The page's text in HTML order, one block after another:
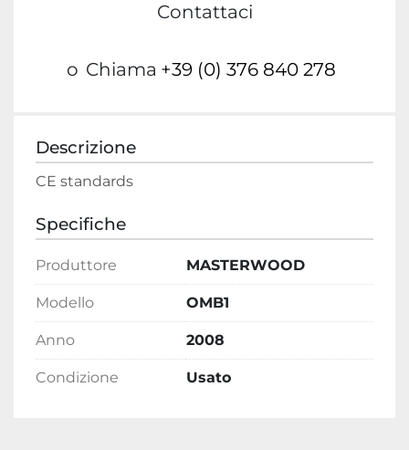
Contattaci
o Chiama +39 (0) 376 840 278
Descrizione
CE standards
Specifiche
Produttore MASTERWOOD
Modello OMB1
Anno 2008
Condizione Usato